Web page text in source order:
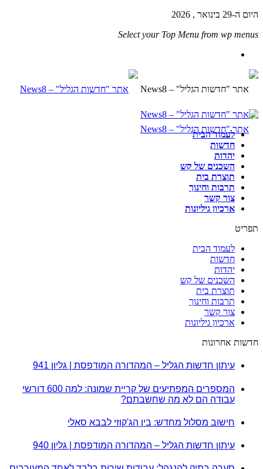
היום ה-29 בינואר , 2026
Select your Top Menu from wp menus
לעמוד הבית
חדשות
יהדות
השכנים של קש
תוצרת בית
תרבות וחינוך
צור קשר
ארכיון גיליונות
תפריט
לעמוד הבית
חדשות
יהדות
השכנים של קש
תוצרת בית
תרבות וחינוך
צור קשר
ארכיון גיליונות
חדשות אחרונות
עיתון חדשות הגליל – המהדורה המודפסת | גליון 941
המספרים המפתיעים של קריית שמונה: למה 600 דורשי
עבודה הם לא מה שחשבתם?
חישוב מסלול מחדש: בין הג'קוזי לבבא סאלי
עיתון חדשות הגליל – המהדורה המודפסת | גליון 940